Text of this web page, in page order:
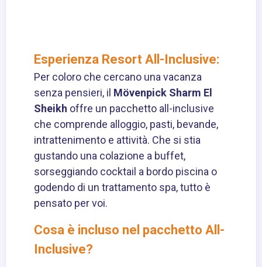
Esperienza Resort All-Inclusive:
Per coloro che cercano una vacanza
senza pensieri, il Mövenpick Sharm El
Sheikh offre un pacchetto all-inclusive
che comprende alloggio, pasti, bevande,
intrattenimento e attività. Che si stia
gustando una colazione a buffet,
sorseggiando cocktail a bordo piscina o
godendo di un trattamento spa, tutto è
pensato per voi.
Cosa è incluso nel pacchetto All-
Inclusive?